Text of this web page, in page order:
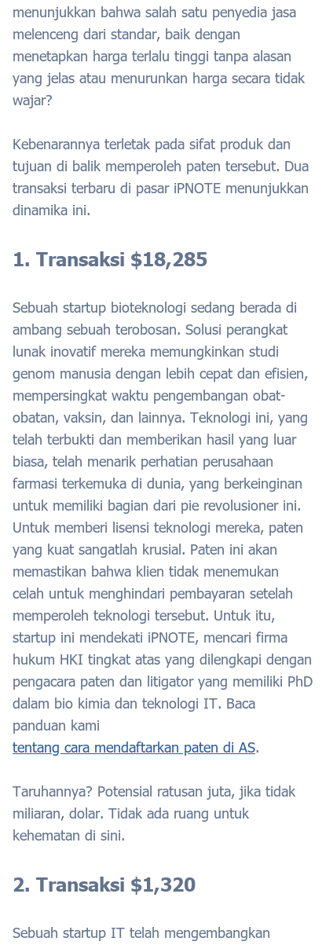
menunjukkan bahwa salah satu penyedia jasa
melenceng dari standar, baik dengan
menetapkan harga terlalu tinggi tanpa alasan
yang jelas atau menurunkan harga secara tidak
wajar?
Kebenarannya terletak pada sifat produk dan
tujuan di balik memperoleh paten tersebut. Dua
transaksi terbaru di pasar iPNOTE menunjukkan
dinamika ini.
1. Transaksi $18,285
Sebuah startup bioteknologi sedang berada di
ambang sebuah terobosan. Solusi perangkat
lunak inovatif mereka memungkinkan studi
genom manusia dengan lebih cepat dan efisien,
mempersingkat waktu pengembangan obat-
obatan, vaksin, dan lainnya. Teknologi ini, yang
telah terbukti dan memberikan hasil yang luar
biasa, telah menarik perhatian perusahaan
farmasi terkemuka di dunia, yang berkeinginan
untuk memiliki bagian dari pie revolusioner ini.
Untuk memberi lisensi teknologi mereka, paten
yang kuat sangatlah krusial. Paten ini akan
memastikan bahwa klien tidak menemukan
celah untuk menghindari pembayaran setelah
memperoleh teknologi tersebut. Untuk itu,
startup ini mendekati iPNOTE, mencari firma
hukum HKI tingkat atas yang dilengkapi dengan
pengacara paten dan litigator yang memiliki PhD
dalam bio kimia dan teknologi IT. Baca
panduan kami
tentang cara mendaftarkan paten di AS.
Taruhannya? Potensial ratusan juta, jika tidak
miliaran, dolar. Tidak ada ruang untuk
kehematan di sini.
2. Transaksi $1,320
Sebuah startup IT telah mengembangkan